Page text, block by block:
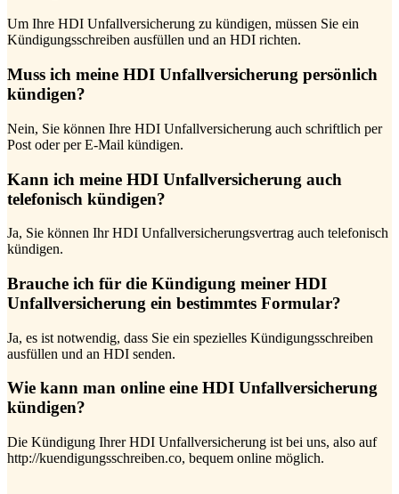
Um Ihre HDI Unfallversicherung zu kündigen, müssen Sie ein
Kündigungsschreiben ausfüllen und an HDI richten.
Muss ich meine HDI Unfallversicherung persönlich
kündigen?
Nein, Sie können Ihre HDI Unfallversicherung auch schriftlich per
Post oder per E-Mail kündigen.
Kann ich meine HDI Unfallversicherung auch
telefonisch kündigen?
Ja, Sie können Ihr HDI Unfallversicherungsvertrag auch telefonisch
kündigen.
Brauche ich für die Kündigung meiner HDI
Unfallversicherung ein bestimmtes Formular?
Ja, es ist notwendig, dass Sie ein spezielles Kündigungsschreiben
ausfüllen und an HDI senden.
Wie kann man online eine HDI Unfallversicherung
kündigen?
Die Kündigung Ihrer HDI Unfallversicherung ist bei uns, also auf
http://kuendigungsschreiben.co, bequem online möglich.